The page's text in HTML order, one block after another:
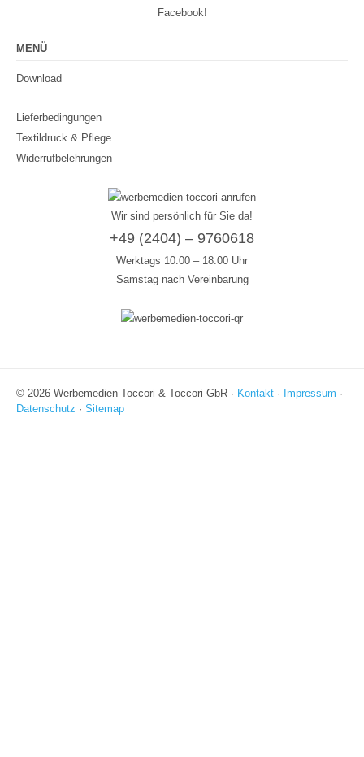
MENÜ
Download
Lieferbedingungen
Textildruck & Pflege
Widerrufbelehrungen
Wir sind persönlich für Sie da!
+49 (2404) – 9760618
Werktags 10.00 – 18.00 Uhr
Samstag nach Vereinbarung
© 2026 Werbemedien Toccori & Toccori GbR · Kontakt · Impressum ·
Datenschutz · Sitemap